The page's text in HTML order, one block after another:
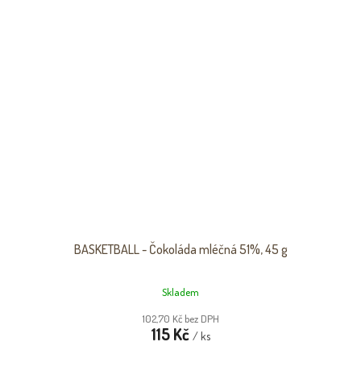
BASKETBALL - Čokoláda mléčná 51%, 45 g
Skladem
102,70 Kč bez DPH
115 Kč / ks